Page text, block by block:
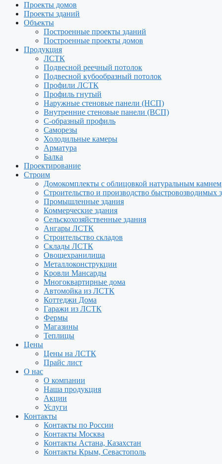
Проекты домов
Проекты зданий
Объекты
Построенные проекты зданий
Построенные проекты домов
Продукция
ЛСТК
Подвесной реечный потолок
Подвесной кубообразный потолок
Профили ЛСТК
Профиль гнутый
Наружные стеновые панели (НСП)
Внутренние стеновые панели (ВСП)
С-образный профиль
Саморезы
Холодильные камеры
Арматура
Балка
Проектирование
Строим
Домокомплекты с облицовкой натуральным камнем
Строительство и производство быстровозводимых
Промышленные здания
Коммерческие здания
Сельскохозяйственные здания
Ангары ЛСТК
Строительство складов
Склады ЛСТК
Овощехранилища
Металлоконструкции
Кровли Мансарды
Многоквартирные дома
Автомойка из ЛСТК
Коттеджи Дома
Гаражи из ЛСТК
Фермы
Магазины
Теплицы
Цены
Цены на ЛСТК
Прайс лист
О нас
О компании
Наша продукция
Акции
Услуги
Контакты
Контакты по России
Контакты Москва
Контакты Астана, Казахстан
Контакты Крым, Севастополь